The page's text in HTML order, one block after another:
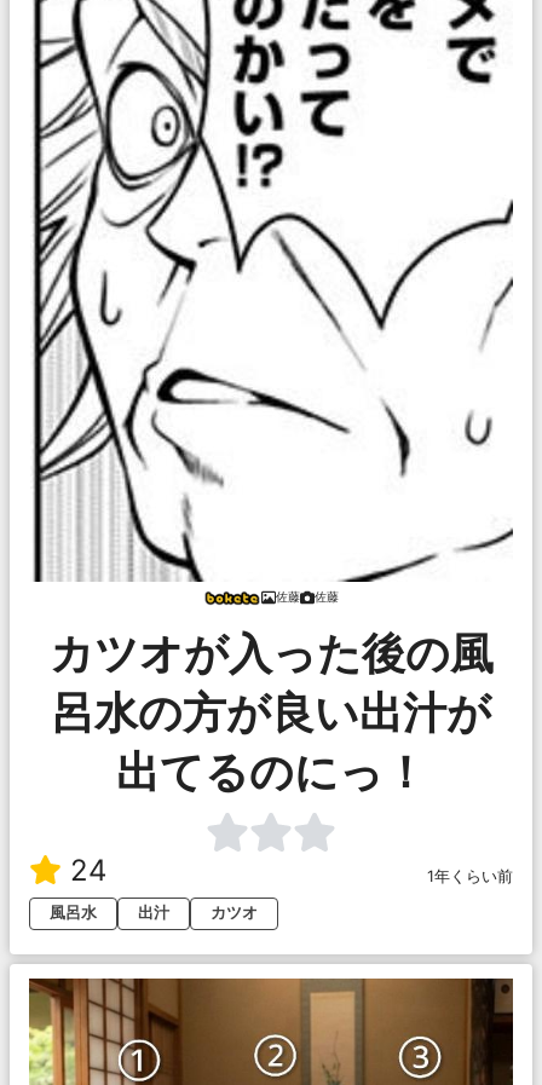
佐藤 佐藤
カツオが入った後の風
呂水の方が良い出汁が
出てるのにっ！
24
1年くらい前
風呂水
出汁 カツオ